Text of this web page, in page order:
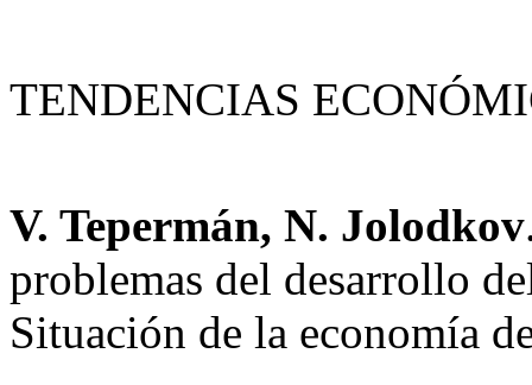
TENDENCIAS
V. Tepermán, N. Jolodkov
problemas del desarrollo
Situación de la economía